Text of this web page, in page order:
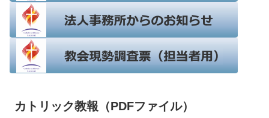
カトリック教報（PDFファイル）